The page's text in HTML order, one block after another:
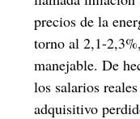
precios de la
torno al 2,1-
manejable. De
los salarios
adquisitivo